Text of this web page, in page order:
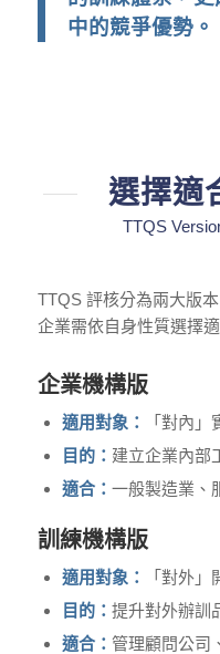
中的競爭優勢。
選擇適
TTQS
TTQS 評核分為兩大版
企業需依自身性質選擇
企業機構版
適用對象：
「對內
目的： 建立企業內部
適合： 一般製造業、
訓練機構版
適用對象：
「對外
目的： 提升對外辦訓
適合： 管理顧問公司